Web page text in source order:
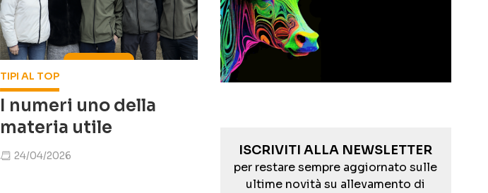
TIPI AL TOP
I numeri uno della
materia utile
24/04/2026 ISCRIVITI ALLA NEWSLETTER
per restare sempre aggiornato sulle
ultime novità su allevamento di